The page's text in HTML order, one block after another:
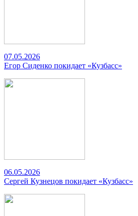
07.05.2026
Егор Сиденко покидает «Кузбасс»
06.05.2026
Сергей Кузнецов покидает «Кузбасс»